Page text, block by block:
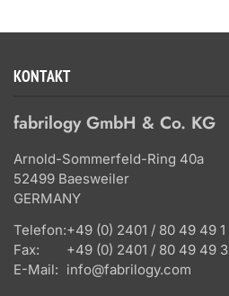
KONTAKT
fabrilogy GmbH & Co. KG
Arnold-Sommerfeld-Ring 40a
52499 Baesweiler
GERMANY
Telefon:+49 (0) 2401 / 80 49 49 1
Fax:
+49 (0) 2401 / 80 49 49 3
E-Mail: info@fabrilogy.com